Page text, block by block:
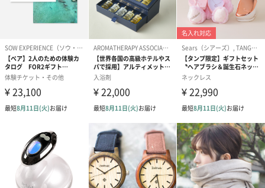
ハンドクリーム3本セッ
ト【ありがとう】
（1,100円）
シャワージェル＆ハン
ドクリーム（ピンクグ
レープフルーツ）
（2,145円）
シャワージェ
ドクリーム（
ッシュローズ
円）
リラックスグッズ
リラックスグッズを同梱してお届けします。